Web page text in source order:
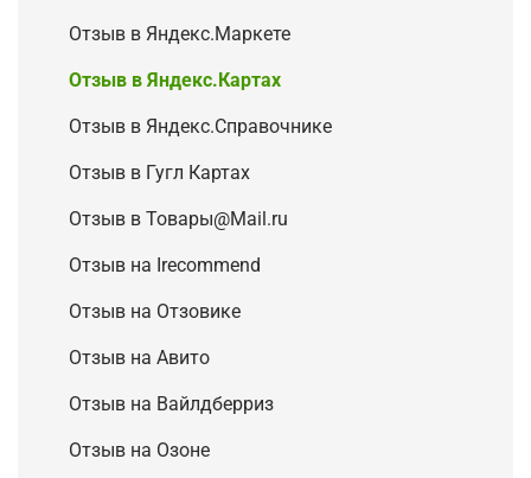
Отзыв в Яндекс.Маркете
Отзыв в Яндекс.Картах
Отзыв в Яндекс.Справочнике
Отзыв в Гугл Картах
Отзыв в Товары@Mail.ru
Отзыв на Irecommend
Отзыв на Отзовике
Отзыв на Авито
Отзыв на Вайлдберриз
Отзыв на Озоне